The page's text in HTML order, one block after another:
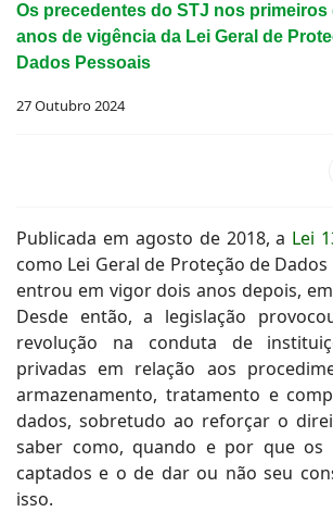
Os precedentes do STJ nos primeiros
anos de vigência da Lei Geral de
Dados Pessoais
27 Outubro 2024
Publicada em agosto de 2018, a Lei
como Lei Geral de Proteção de Dados
entrou em vigor dois anos depois,
Desde então, a legislação
revolução na conduta de
privadas em relação aos
armazenamento, tratamento e
dados, sobretudo ao reforçar o
saber como, quando e por que os
captados e o de dar ou não seu
isso.